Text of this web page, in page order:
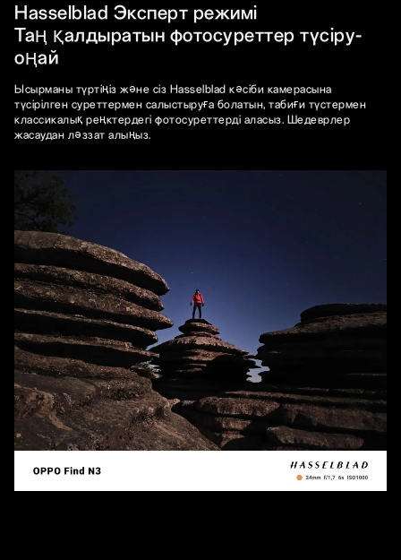
Hasselblad Эксперт режимі
Таң қалдыратын фотосуреттер түсіру-
оңай
Ысырманы түртіңіз және сіз Hasselblad кәсіби камерасына
түсірілген суреттермен салыстыруға болатын, табиғи түстермен
классикалық реңктердегі фотосуреттерді аласыз. Шедеврлер
жасаудан ләззат алыңыз.